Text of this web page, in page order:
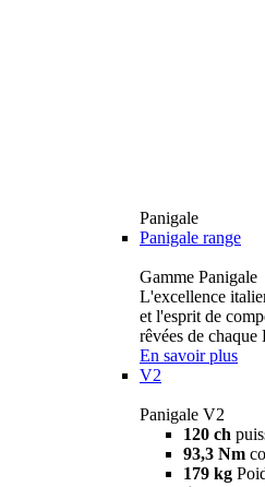
Panigale
Panigale range
Gamme Panigale
L'excellence
et l'esprit de
rêvées de chaque
En savoir plus
V2
Panigale V2
120 ch
93,3 Nm
179 kg